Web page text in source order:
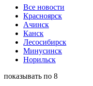
Все новости
Красноярск
Ачинск
Канск
Лесосибирск
Минусинск
Норильск
показывать по 8